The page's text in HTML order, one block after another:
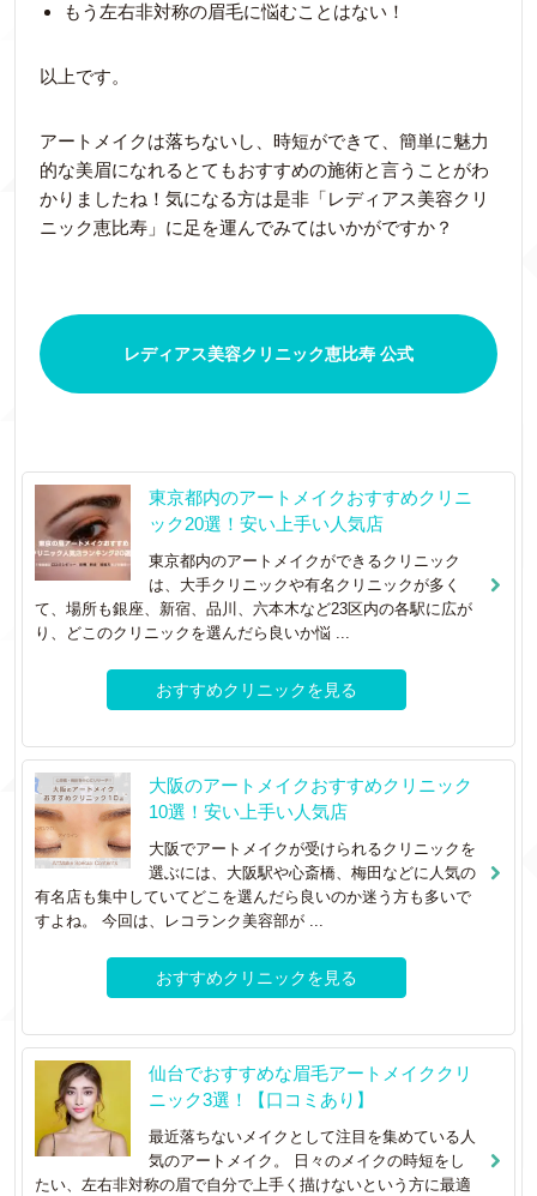
もう左右非対称の眉毛に悩むことはない！
以上です。
アートメイクは落ちないし、時短ができて、簡単に魅力
的な美眉になれるとてもおすすめの施術と言うことがわ
かりましたね！気になる方は是非「レディアス美容クリ
ニック恵比寿」に足を運んでみてはいかがですか？
レディアス美容クリニック恵比寿 公式
東京都内のアートメイクおすすめクリニ
ック20選！安い上手い人気店
東京都内のアートメイクができるクリニック
は、大手クリニックや有名クリニックが多く
て、場所も銀座、新宿、品川、六本木など23区内の各駅に広が
り、どこのクリニックを選んだら良いか悩 ...
おすすめクリニックを見る
大阪のアートメイクおすすめクリニック
10選！安い上手い人気店
大阪でアートメイクが受けられるクリニックを
選ぶには、大阪駅や心斎橋、梅田などに人気の
有名店も集中していてどこを選んだら良いのか迷う方も多いで
すよね。 今回は、レコランク美容部が ...
おすすめクリニックを見る
仙台でおすすめな眉毛アートメイククリ
ニック3選！【口コミあり】
最近落ちないメイクとして注目を集めている人
気のアートメイク。 日々のメイクの時短をし
たい、左右非対称の眉で自分で上手く描けないという方に最適